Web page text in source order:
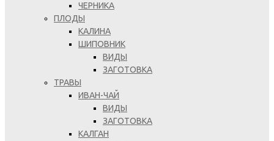
ЧЕРНИКА
ПЛОДЫ
КАЛИНА
ШИПОВНИК
ВИДЫ
ЗАГОТОВКА
ТРАВЫ
ИВАН-ЧАЙ
ВИДЫ
ЗАГОТОВКА
КАЛГАН